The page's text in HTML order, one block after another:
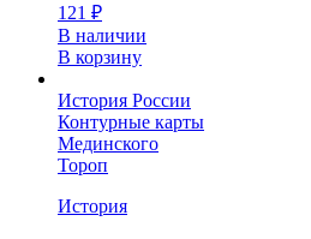
121 ₽
В наличии
В корзину
История России
Контурные карты
Мединского
Тороп
История